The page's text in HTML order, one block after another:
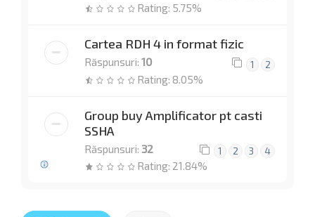
Rating: 5.75%
Cartea RDH 4 in format fizic
Răspunsuri: 10 1 2
Rating: 8.05%
Group buy Amplificator pt casti
SSHA
Răspunsuri: 32 1 2 3 4
Rating: 21.84%